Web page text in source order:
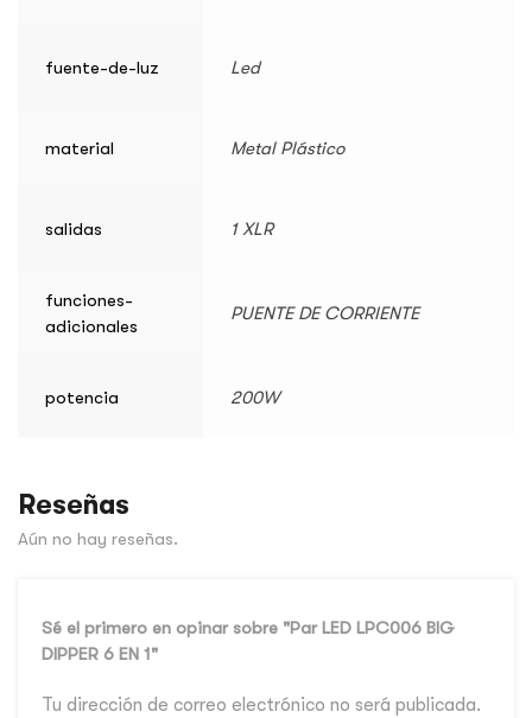
fuente-de-luz Led
material Metal Plástico
salidas 1 XLR
funciones-
adicionales
PUENTE DE CORRIENTE
potencia 200W
Reseñas
Aún no hay reseñas.
Sé el primero en opinar sobre "Par LED LPC006 BIG
DIPPER 6 EN 1"
Tu dirección de correo electrónico no será publicada.